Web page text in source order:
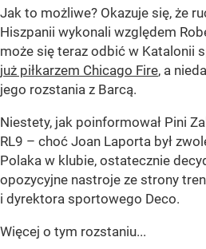
Jak to możliwe? Okazuje się, że
Hiszpanii wykonali względem
może się teraz odbić w Katalonii
już piłkarzem Chicago Fire, a
jego rozstania z Barcą.
Niestety, jak poinformował Pini
RL9 – choć Joan Laporta był
Polaka w klubie, ostatecznie
opozycyjne nastroje ze strony
i dyrektora sportowego Deco.
Więcej o tym rozstaniu...